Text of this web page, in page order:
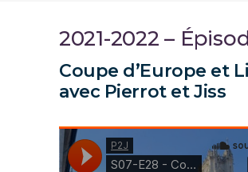
2021-2022 –
Coupe d’Europe et
avec Pierrot et Jiss